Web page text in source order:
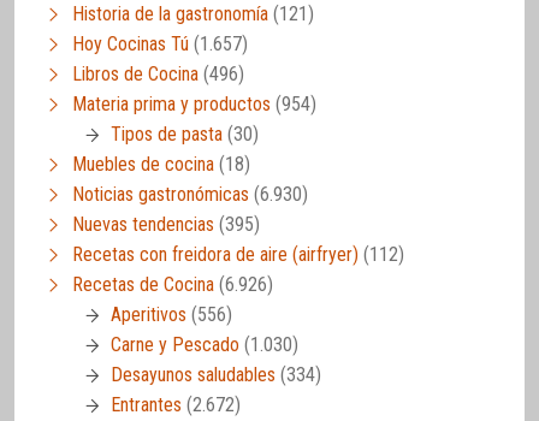
Historia de la gastronomía (121)
Hoy Cocinas Tú (1.657)
Libros de Cocina (496)
Materia prima y productos (954)
Tipos de pasta (30)
Muebles de cocina (18)
Noticias gastronómicas (6.930)
Nuevas tendencias (395)
Recetas con freidora de aire (airfryer) (112)
Recetas de Cocina (6.926)
Aperitivos (556)
Carne y Pescado (1.030)
Desayunos saludables (334)
Entrantes (2.672)